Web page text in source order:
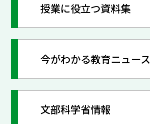
授業に役立つ資料集
今がわかる教育ニュース
文部科学省情報